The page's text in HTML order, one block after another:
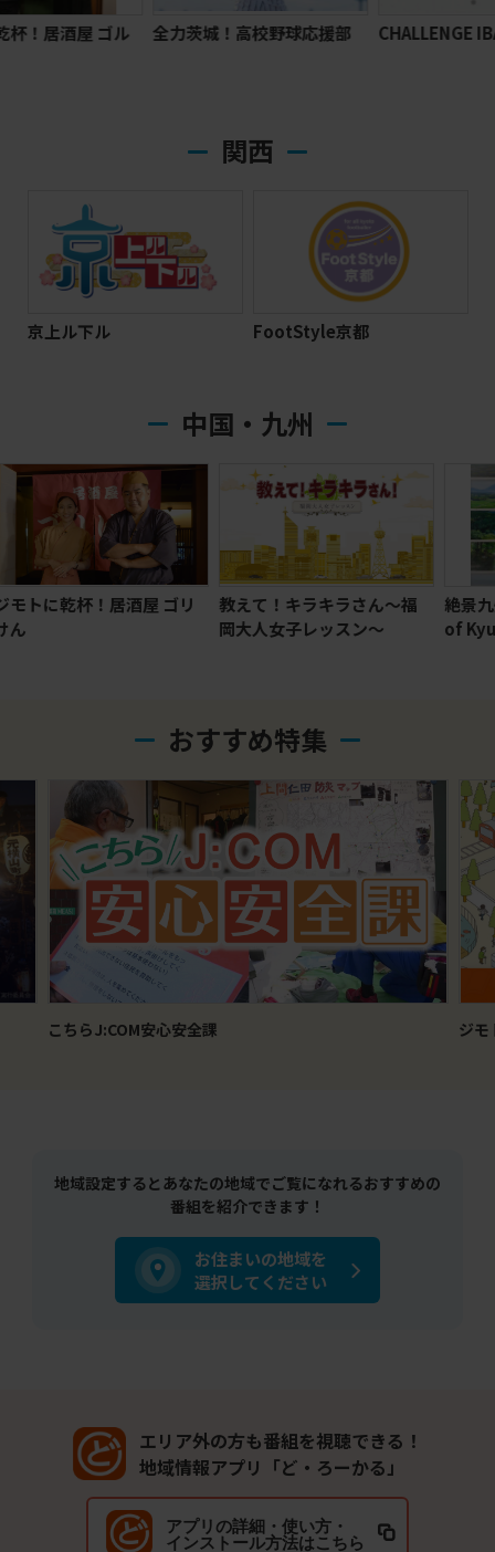
全力茨城！高校野球応援部 CHALLENGE IBARAKI
関西
京上ル下ル FootStyle京都
中国・九州
教えて！キラキラさん～福
絶景九州 The Great Views
of Kyushu
おすすめ特集
ジモトトピックス
地域設定するとあなたの地域でご覧になれるおすすめの
番組を紹介できます！
お住まいの地域を
選択してください
エリア外の方も番組を視聴できる！
地域情報アプリ「ど・ろーかる」
アプリの詳細・使い方・
インストール方法はこちら